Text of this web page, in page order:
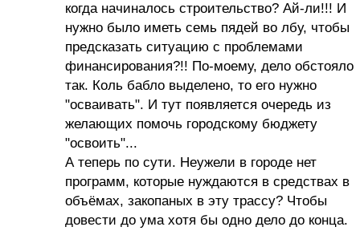
когда начиналось строительство? Ай-ли!!! И
нужно было иметь семь пядей во лбу, чтобы
предсказать ситуацию с проблемами
финансирования?!! По-моему, дело обстояло
так. Коль бабло выделено, то его нужно
"осваивать". И тут появляется очередь из
желающих помочь городскому бюджету
"освоить"...
А теперь по сути. Неужели в городе нет
программ, которые нуждаются в средствах в
объёмах, закопаных в эту трассу? Чтобы
довести до ума хотя бы одно дело до конца.